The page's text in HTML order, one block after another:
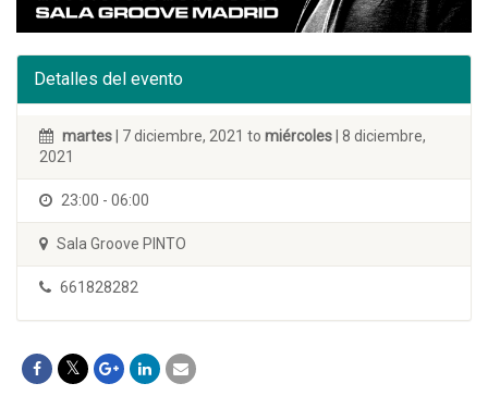
Detalles del evento
martes | 7 diciembre, 2021 to miércoles | 8 diciembre,
2021
23:00 - 06:00
Sala Groove PINTO
661828282